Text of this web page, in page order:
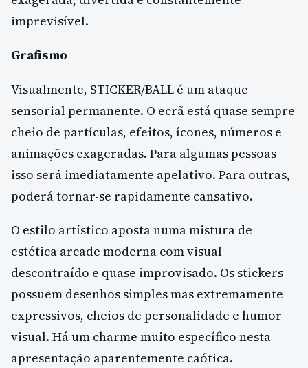
imprevisível.
Grafismo
Visualmente, STICKER/BALL é um ataque
sensorial permanente. O ecrã está quase sempre
cheio de partículas, efeitos, ícones, números e
animações exageradas. Para algumas pessoas
isso será imediatamente apelativo. Para outras,
poderá tornar-se rapidamente cansativo.
O estilo artístico aposta numa mistura de
estética arcade moderna com visual
descontraído e quase improvisado. Os stickers
possuem desenhos simples mas extremamente
expressivos, cheios de personalidade e humor
visual. Há um charme muito específico nesta
apresentação aparentemente caótica.